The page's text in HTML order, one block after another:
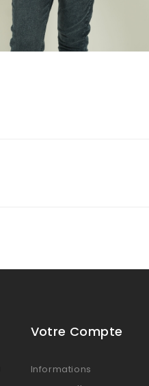
Votre Compte
Informations